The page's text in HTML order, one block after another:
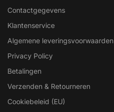
Contactgegevens
Klantenservice
Algemene leveringsvoorwaarden
Privacy Policy
Betalingen
Verzenden & Retourneren
Cookiebeleid (EU)